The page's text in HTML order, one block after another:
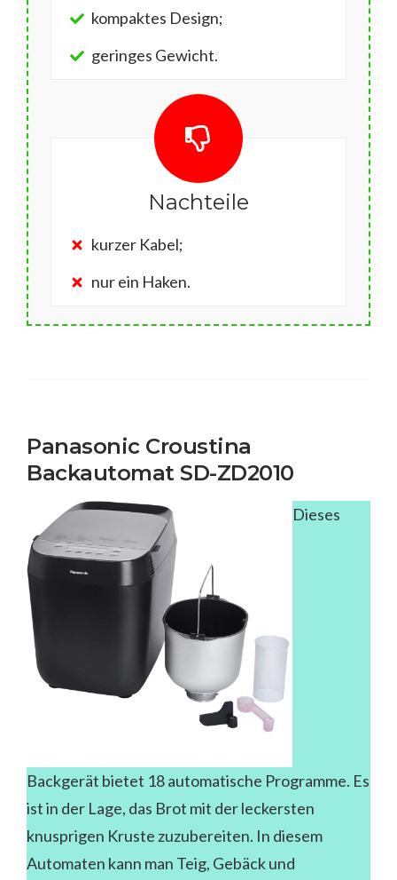
kompaktes Design;
geringes Gewicht.
Nachteile
kurzer Kabel;
nur ein Haken.
Panasonic Croustina
Backautomat SD-ZD2010
Dieses
Backgerät bietet 18 automatische Programme. Es
ist in der Lage, das Brot mit der leckersten
knusprigen Kruste zuzubereiten. In diesem
Automaten kann man Teig, Gebäck und